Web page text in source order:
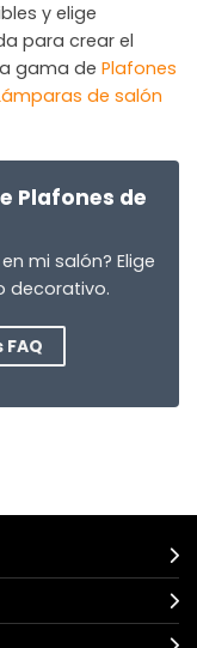
y elige
para crear el
gama de Plafones
de salón
Plafones de
mi salón? Elige
decorativo.